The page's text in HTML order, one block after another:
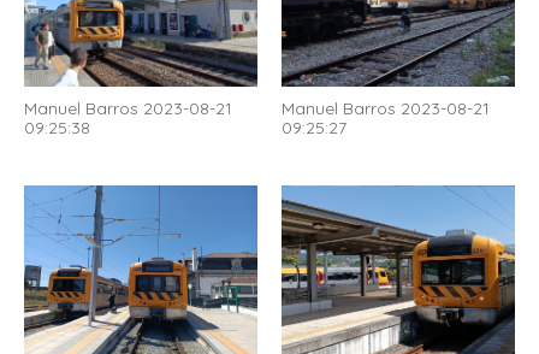
Manuel Barros 2023-08-21
09:25:38
Manuel Barros 2023-08-21
09:25:27